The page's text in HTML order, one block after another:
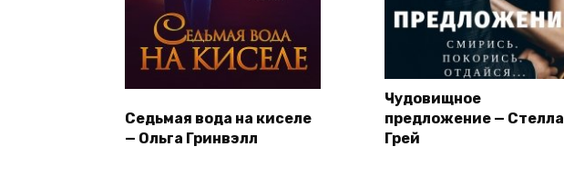
Седьмая вода на киселе
— Ольга Гринвэлл
Чудовищное
предложение — Стелла
Грей